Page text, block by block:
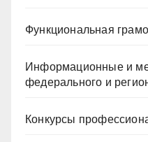
Функциональная
Информационные и
федерального и
Конкурсы